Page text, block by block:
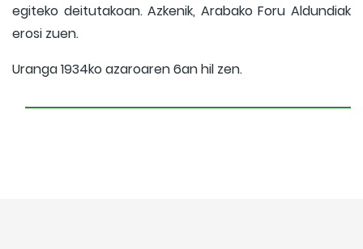
egiteko deitutakoan. Azkenik, Arabako Foru Aldundiak
erosi zuen.
Uranga 1934ko azaroaren 6an hil zen.